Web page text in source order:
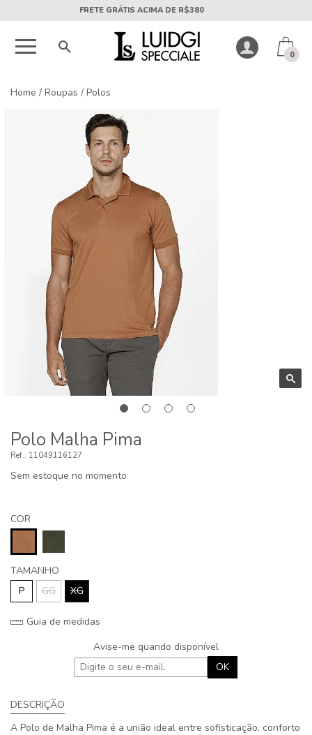
5X SEM JUROS PARCELA MÍNIMA DE R$50
0
Home / Roupas / Polos
Polo Malha Pima
11049116127
Sem estoque no momento
COR
TAMANHO
P
GG XG
Guia de medidas
Avise-me quando disponível
OK
DESCRIÇÃO
A Polo de Malha Pima é a união ideal entre sofisticação, conforto